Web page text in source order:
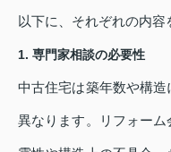
以下に、それぞれの内容
1. 専門家相談の必要性
中古住宅は築年数や構
異なります。リフォー